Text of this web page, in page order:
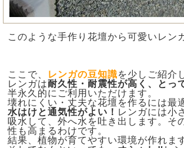
このような手作り花壇から可愛いレン
ここで、 レンガの豆知識を少しご紹介
レンガは耐久性・耐震性が高く、とっ
半永久的にご利用いただけます。
壊れにくい・丈夫な花壇を作るには最
水はけと通気性がよい！ レンガには小
吸水して、外へ水を吐き出します。そ
性も高まるわけです。
結果、植物が育てやすい環境が作れま